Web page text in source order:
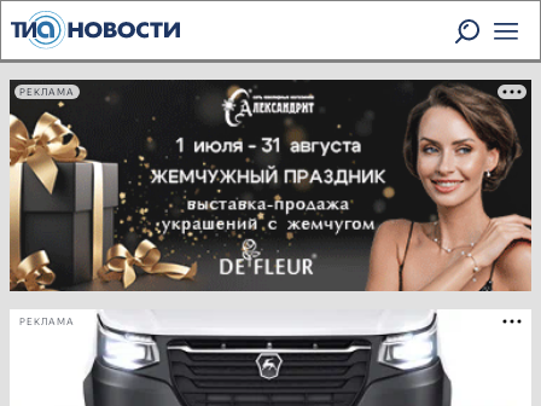
РЕКЛАМА
РЕКЛАМА